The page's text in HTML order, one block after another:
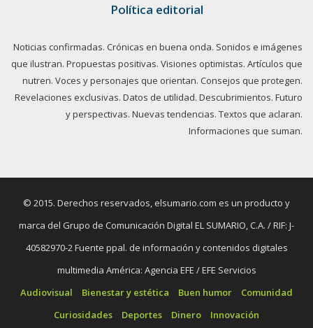
Política editorial
Noticias confirmadas. Crónicas en buena onda. Sonidos e imágenes
que ilustran. Propuestas positivas. Visiones optimistas. Artículos que
nutren. Voces y personajes que orientan. Consejos que protegen.
Revelaciones exclusivas. Datos de utilidad. Descubrimientos. Futuro
y perspectivas. Nuevas tendencias. Textos que aclaran.
Informaciones que suman.
© 2015. Derechos reservados, elsumario.com es un producto y
marca del Grupo de Comunicación Digital EL SUMARIO, C.A. / RIF: J-
40582970-2 Fuente ppal. de información y contenidos digitales
multimedia América: Agencia EFE / EFE Servicios
Audiovisual
Bienestar y estética Buen humor
Comunidad
Curiosidades
Deportes Dinero Innovación